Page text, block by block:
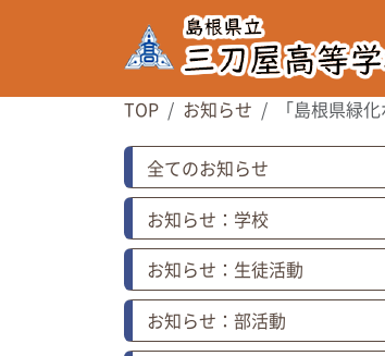
TOP お知らせ 「島根県緑
全てのお知らせ
お知らせ：学校
お知らせ：生徒活動
お知らせ：部活動